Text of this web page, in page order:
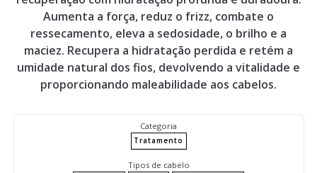
Aumenta a força, reduz o frizz, combate o
ressecamento, eleva a sedosidade, o brilho e a
maciez. Recupera a hidratação perdida e retém a
umidade natural dos fios, devolvendo a vitalidade e
proporcionando maleabilidade aos cabelos.
Categoria
Tratamento
Tipos de cabelo